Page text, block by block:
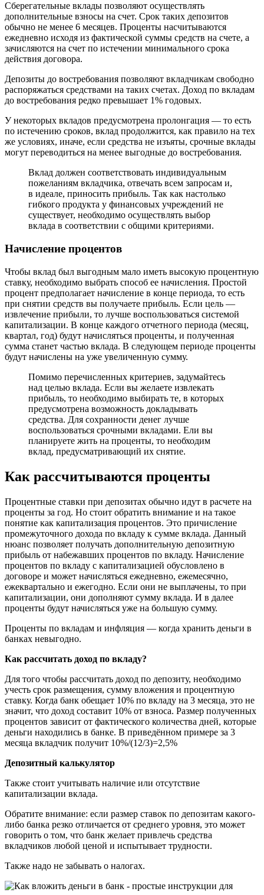
Сберегательные вклады позволяют осуществлять
дополнительные взносы на счет. Срок таких депозитов
обычно не менее 6 месяцев. Проценты насчитываются
ежедневно исходя из фактической суммы средств на счете, а
зачисляются на счет по истечении минимального срока
действия договора.
Депозиты до востребования позволяют вкладчикам свободно
распоряжаться средствами на таких счетах. Доход по вкладам
до востребования редко превышает 1% годовых.
У некоторых вкладов предусмотрена пролонгация — то есть
по истечению сроков, вклад продолжится, как правило на тех
же условиях, иначе, если средства не изъяты, срочные вклады
могут переводиться на менее выгодные до востребования.
Вклад должен соответствовать индивидуальным
пожеланиям вкладчика, отвечать всем запросам и,
в идеале, приносить прибыль. Так как настолько
гибкого продукта у финансовых учреждений не
существует, необходимо осуществлять выбор
вклада в соответствии с общими критериями.
Начисление процентов
Чтобы вклад был выгодным мало иметь высокую процентную
ставку, необходимо выбрать способ ее начисления. Простой
процент предполагает начисление в конце периода, то есть
при снятии средств вы получаете прибыль. Если цель —
извлечение прибыли, то лучше воспользоваться системой
капитализации. В конце каждого отчетного периода (месяц,
квартал, год) будут начисляться проценты, и полученная
сумма станет частью вклада. В следующем периоде проценты
будут начислены на уже увеличенную сумму.
Помимо перечисленных критериев, задумайтесь
над целью вклада. Если вы желаете извлекать
прибыль, то необходимо выбирать те, в которых
предусмотрена возможность докладывать
средства. Для сохранности денег лучше
воспользоваться срочными вкладами. Ели вы
планируете жить на проценты, то необходим
вклад, предусматривающий их снятие.
Как рассчитываются проценты
Процентные ставки при депозитах обычно идут в расчете на
проценты за год. Но стоит обратить внимание и на такое
понятие как капитализация процентов. Это причисление
промежуточного дохода по вкладу к сумме вклада. Данный
нюанс позволяет получать дополнительную депозитную
прибыль от набежавших процентов по вкладу. Начисление
процентов по вкладу с капитализацией обусловлено в
договоре и может начисляться ежедневно, ежемесячно,
ежеквартально и ежегодно. Если они не выплачены, то при
капитализации, они дополняют сумму вклада. И в далее
проценты будут начисляться уже на большую сумму.
Проценты по вкладам и инфляция — когда хранить деньги в
банках невыгодно.
Как рассчитать доход по вкладу?
Для того чтобы рассчитать доход по депозиту, необходимо
учесть срок размещения, сумму вложения и процентную
ставку. Когда банк обещает 10% по вкладу на 3 месяца, это не
значит, что доход составит 10% от взноса. Размер полученных
процентов зависит от фактического количества дней, которые
деньги находились в банке. В приведённом примере за 3
месяца вкладчик получит 10%/(12/3)=2,5%
Депозитный калькулятор
Также стоит учитывать наличие или отсутствие
капитализации вклада.
Обратите внимание: если размер ставок по депозитам какого-
либо банка резко отличается от среднего уровня, это может
говорить о том, что банк желает привлечь средства
вкладчиков любой ценой и испытывает трудности.
Также надо не забывать о налогах.